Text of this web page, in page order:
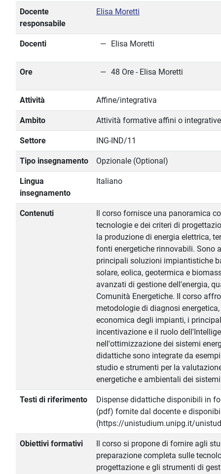
Docente
responsabile
Elisa Moretti
Docenti Elisa Moretti
Ore 48 Ore - Elisa Moretti
Attività Affine/integrativa
Ambito Attività formative affini o integrative
Settore ING-IND/11
Tipo insegnamento Opzionale (Optional)
Lingua
insegnamento
Italiano
Contenuti
Il corso fornisce una panoramica
tecnologie e dei criteri di
la produzione di energia elettrica,
fonti energetiche rinnovabili. Sono
principali soluzioni impiantistiche
solare, eolica, geotermica e
avanzati di gestione dell'energia,
Comunità Energetiche. Il corso
metodologie di diagnosi
economica degli impianti, i
incentivazione e il ruolo
nell'ottimizzazione dei sistemi
didattiche sono integrate da
studio e strumenti per la
energetiche e ambientali dei
Testi di riferimento
Dispense didattiche disponibili in
(pdf) fornite dal docente e
(https://unistudium.unipg.it/
Obiettivi formativi
Il corso si propone di fornire agli
preparazione completa sulle
progettazione e gli strumenti di